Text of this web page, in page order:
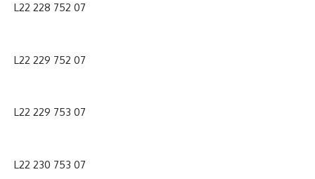
L22 228 752 07
L22 229 752 07
L22 229 753 07
L22 230 753 07